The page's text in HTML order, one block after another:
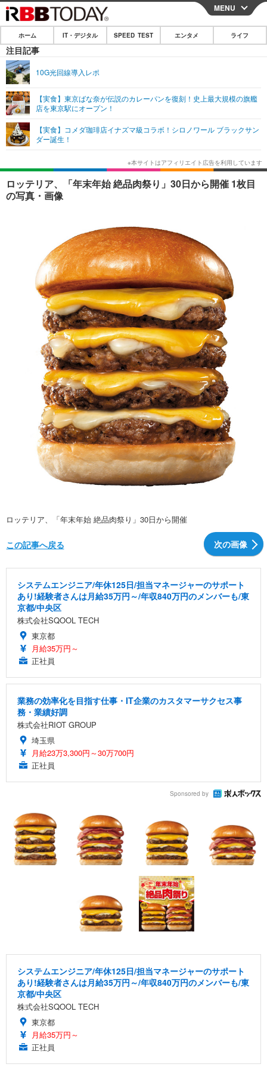
CLOSE
ホーム
IT・デジタル
ネタ
ショッピング その他
SPEED TEST
エンタメ
エンタメTOP
韓国・芸能
音楽 スポーツ
ショッピング その他
ライフ
ライフTOP グルメ
ペット ショッピング
リリース一覧
プッシュ通知の停止方法
MENU
ホーム IT・デジタル SPEED TEST エンタメ ライフ
注目記事
10G光回線導入レポ
【実食】東京ばな奈が伝説のカレーパンを復刻！史上最大規模の旗艦
店を東京駅にオープン！
【実食】コメダ珈琲店イナズマ級コラボ！シロノワール ブラックサン
ダー誕生！
ロッテリア、「年末年始 絶品肉祭り」30日から開催 1枚目
の写真・画像
ロッテリア、「年末年始 絶品肉祭り」30日から開催
次の画像
この記事へ戻る
システムエンジニア/年休125日/担当マネージャーのサポート
あり!経験者さんは月給35万円～/年収840万円のメンバーも/東
京都/中央区
株式会社SQOOL TECH
東京都
月給35万円～
正社員
業務の効率化を目指す仕事・IT企業のカスタマーサクセス事
務・業績好調
株式会社RIOT GROUP
埼玉県
月給23万3,300円～30万700円
正社員
Sponsored by
システムエンジニア/年休125日/担当マネージャーのサポート
あり!経験者さんは月給35万円～/年収840万円のメンバーも/東
京都/中央区
株式会社SQOOL TECH
東京都
月給35万円～
正社員